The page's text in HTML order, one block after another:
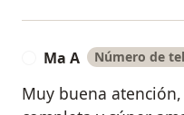
Ma A Número de
Muy buena